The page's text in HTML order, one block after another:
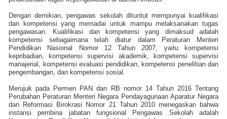
Dengan demikian, pengawas sekolah dituntut mempunyai kualifikasi
dan kompetensi yang memadai untuk mampu melaksanakan tugas
pengawasan. Kualifikasi dan kompetensi yang dimaksud adalah
kompetensi sebagaimana telah diatur dalam Peraturan Menteri
Pendidikan Nasional Nomor 12 Tahun 2007, yaitu kompetensi
kepribadian, kompetensi supervisi akademik, kompetensi supervisi
manajerial, kompetensi evaluasi pendidikan, kompetensi penelitian dan
pengembangan, dan kompetensi sosial.
Merujuk pada Permen PAN dan RB nomor 14 Tahun 2016 Tentang
Perubahan Peraturan Menteri Negara Pendayagunaan Aparatur Negara
dan Reformasi Birokrasi Nomor 21 Tahun 2010 menegaskan bahwa
instansi pembina jabatan fungsional Pengawas Sekolah adalah